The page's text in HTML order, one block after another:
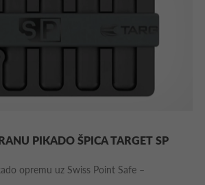
PIKADO ŠPICA TARGET SP
opremu uz Swiss Point Safe –